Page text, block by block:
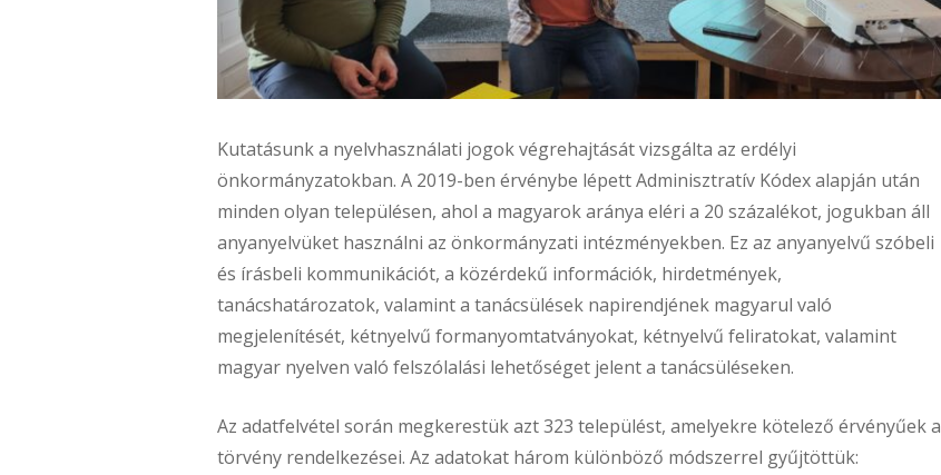
Kutatásunk a nyelvhasználati jogok végrehajtását vizsgálta az erdélyi
önkormányzatokban. A 2019-ben érvénybe lépett Adminisztratív Kódex alapján után
minden olyan településen, ahol a magyarok aránya eléri a 20 százalékot, jogukban áll
anyanyelvüket használni az önkormányzati intézményekben. Ez az anyanyelvű szóbeli
és írásbeli kommunikációt, a közérdekű információk, hirdetmények,
tanácshatározatok, valamint a tanácsülések napirendjének magyarul való
megjelenítését, kétnyelvű formanyomtatványokat, kétnyelvű feliratokat, valamint
magyar nyelven való felszólalási lehetőséget jelent a tanácsüléseken.
Az adatfelvétel során megkerestük azt 323 települést, amelyekre kötelező érvényűek a
törvény rendelkezései. Az adatokat három különböző módszerrel gyűjtöttük: